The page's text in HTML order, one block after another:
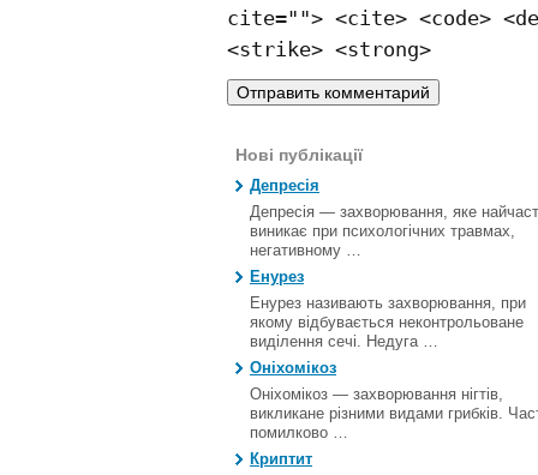
cite=""> <cite> <code>
<strike> <strong>
Нові публікації
Депресія
Депресія — захворювання, яке
виникає при психологічних травмах,
негативному …
Енурез
Енурез називають захворювання, при
якому відбувається неконтрольоване
виділення сечі. Недуга …
Оніхомікоз
Оніхомікоз — захворювання нігтів,
викликане різними видами грибків.
помилково …
Криптит